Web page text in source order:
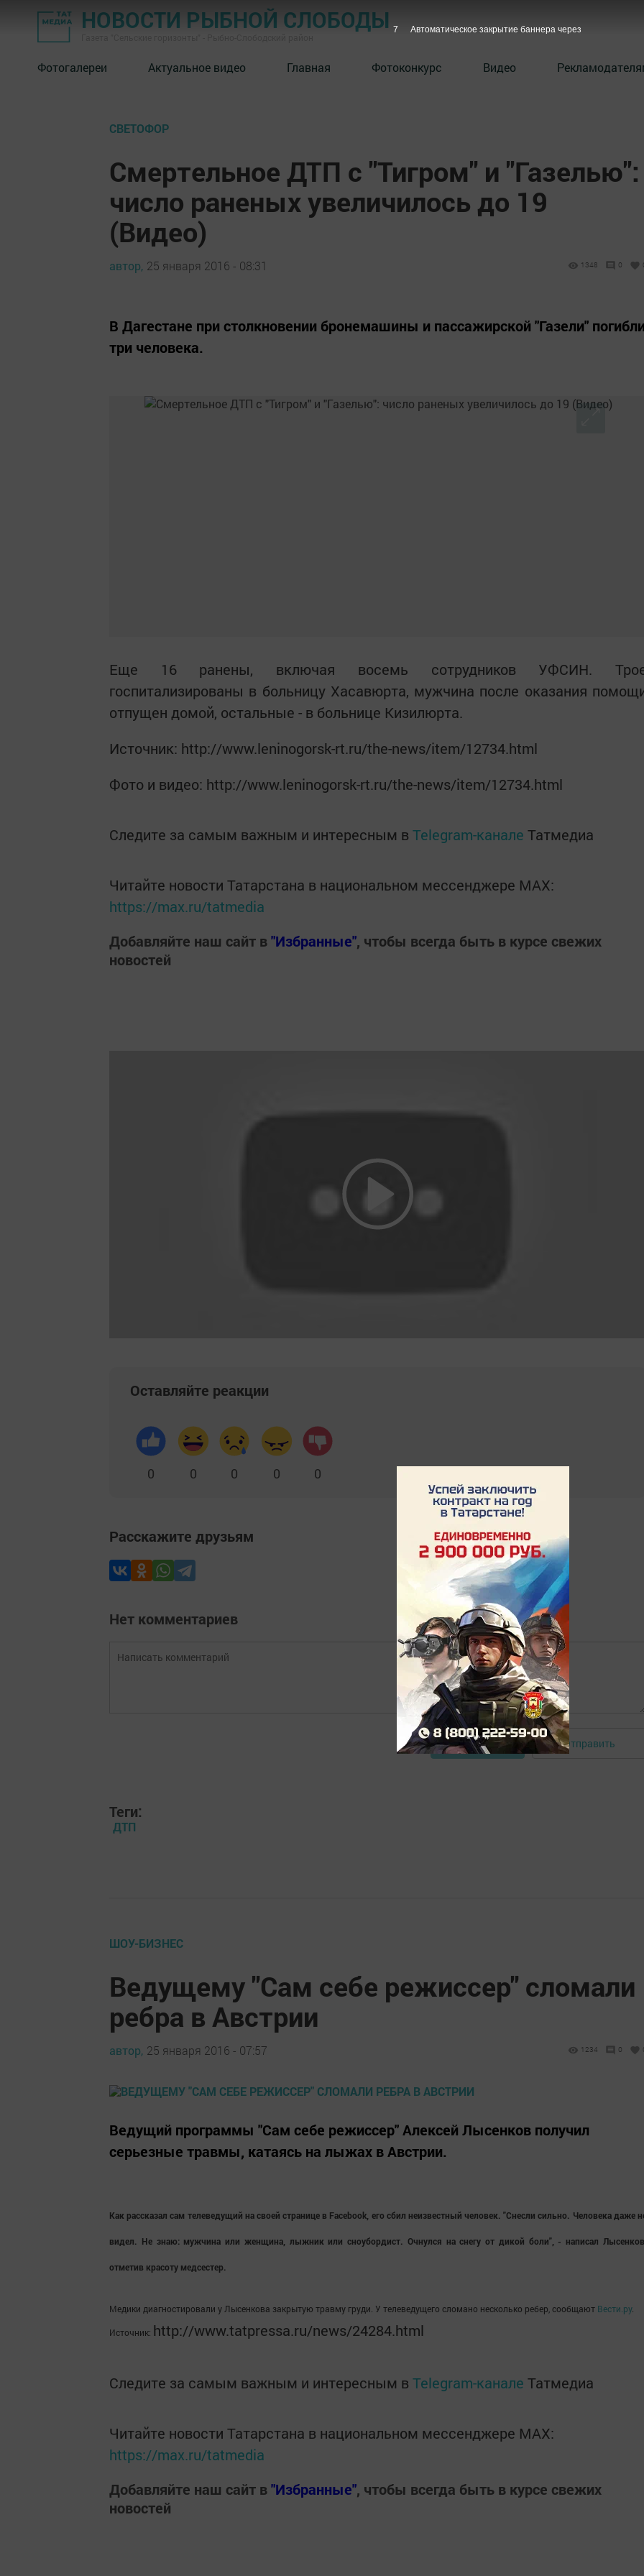
НОВОСТИ РЫБНОЙ СЛОБОДЫ
Фотогалереи Актуальное видео Главная Фотоконкурс Видео
СВЕТОФОР
Смертельное ДТП с "Тигром" и "Газелью":
число раненых увеличилось до 19
(Видео)
автор, 25 января 2016 - 08:31 1348 0
В Дагестане при столкновении бронемашины и пассажирской "Газели"
три человека.
Еще 16 ранены, включая восемь сотрудников УФСИН.
госпитализированы в больницу Хасавюрта, мужчина после оказания
отпущен домой, остальные - в больнице Кизилюрта.
Источник: http://www.leninogorsk-rt.ru/the-news/item/12734.html
Фото и видео: http://www.leninogorsk-rt.ru/the-news/item/12734.html
Следите за самым важным и интересным в Telegram-канале Татмедиа
Читайте новости Татарстана в национальном мессенджере MАХ:
https://max.ru/tatmedia
Добавляйте наш сайт в"Избранные", чтобы всегда быть в курсе свежих
новостей
Оставляйте реакции
0 0 0 0 0
Расскажите друзьям
Нет комментариев
Авторизоваться Отправить
Теги:
ДТП
ШОУ-БИЗНЕС
Ведущему "Сам себе режиссер" сломали
ребра в Австрии
автор, 25 января 2016 - 07:57 1234 0
Ведущий программы "Сам себе режиссер" Алексей Лысенков получил
серьезные травмы, катаясь на лыжах в Австрии.
Как рассказал сам телеведущий на своей странице в Facebook, его сбил неизвестный человек. "Снесли сильно. Человека даже
видел. Не знаю: мужчина или женщина, лыжник или сноубордист. Очнулся на снегу от дикой боли", - написал
отметив красоту медсестер.
Медики диагностировали у Лысенкова закрытую травму груди. У телеведущего сломано несколько ребер, сообщают Вести.ру.
Источник: http://www.tatpressa.ru/news/24284.html
Следите за самым важным и интересным в Telegram-канале Татмедиа
Читайте новости Татарстана в национальном мессенджере MАХ:
https://max.ru/tatmedia
Добавляйте наш сайт в"Избранные", чтобы всегда быть в курсе свежих
новостей
6 Автоматическое закрытие баннера через